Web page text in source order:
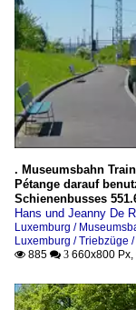
. Museumsbahn
Pétange darauf
Schienenbusses
Hans und Jeanny De
Luxemburg /
Luxemburg / Triebzüge
 885  3 660x800